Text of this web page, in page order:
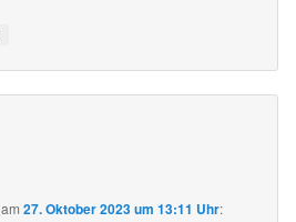
am27. Oktober 2023 um 13:11 Uhr: